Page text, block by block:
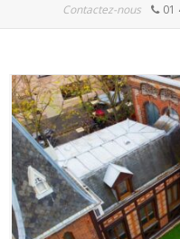
Contactez-nous 01